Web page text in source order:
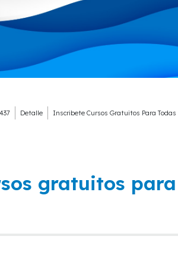
437 Detalle Inscribete Cursos Gratuitos Para Todas
gratuitos